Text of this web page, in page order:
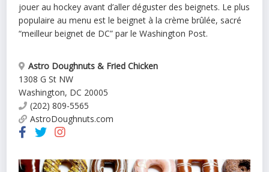
jouer au hockey avant d’aller déguster des beignets. Le plus
populaire au menu est le beignet à la crème brûlée, sacré
“meilleur beignet de DC” par le Washington Post.
Astro Doughnuts & Fried Chicken
1308 G St NW
Washington, DC 20005
(202) 809-5565
AstroDoughnuts.com